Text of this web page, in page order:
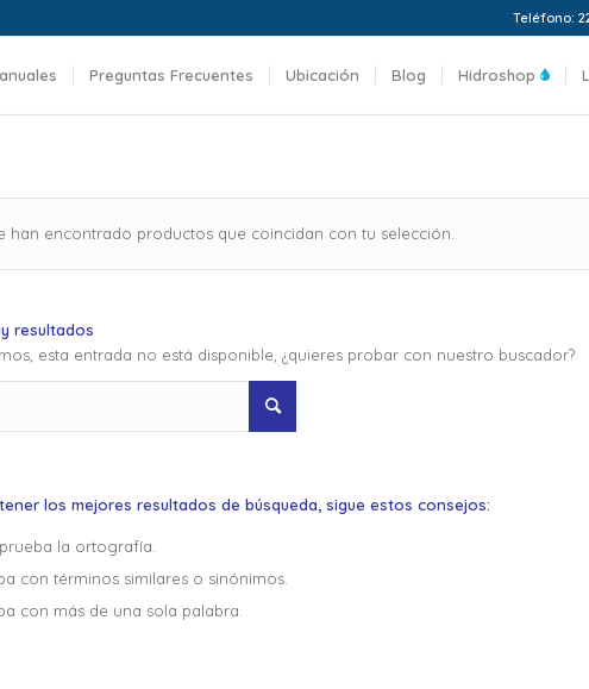
Teléfono:
Preguntas Frecuentes Ubicación Blog Hidroshop
han encontrado productos que coincidan con tu selección.
resultados
esta entrada no está disponible, ¿quieres probar con nuestro buscador?
los mejores resultados de búsqueda, sigue estos consejos:
la ortografía.
con términos similares o sinónimos.
con más de una sola palabra.